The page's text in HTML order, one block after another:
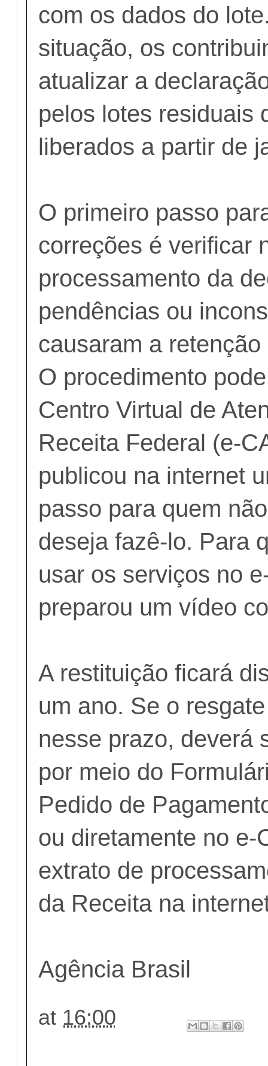
com os dados do
situação, os
atualizar a
pelos lotes residuais
liberados a partir de
O primeiro passo
correções é verificar
processamento da
pendências ou
causaram a
O procedimento
Centro Virtual de
Receita Federal (e-
publicou na internet
passo para quem
deseja fazê-lo. Para
usar os serviços no
preparou um vídeo
A restituição ficará
um ano. Se o
nesse prazo, deverá
por meio do
Pedido de
ou diretamente no e-
extrato de
da Receita na
Agência Brasil
at 16:00